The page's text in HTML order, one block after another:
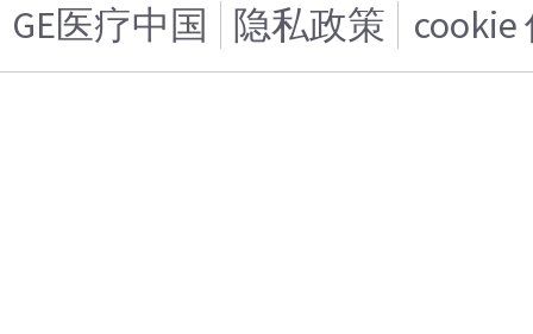
GE医疗中国 隐私政策 cookie